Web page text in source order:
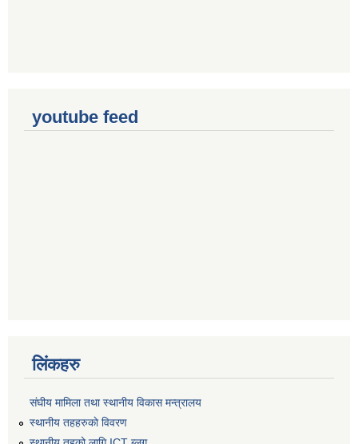
youtube feed
लिंकहरु
संघीय मामिला तथा स्थानीय विकास मन्त्रालय
स्थानीय तहहरुकाे विवरण